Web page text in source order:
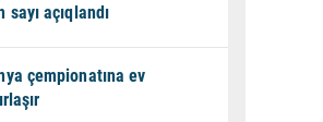
açıqlandı
çempionatına ev